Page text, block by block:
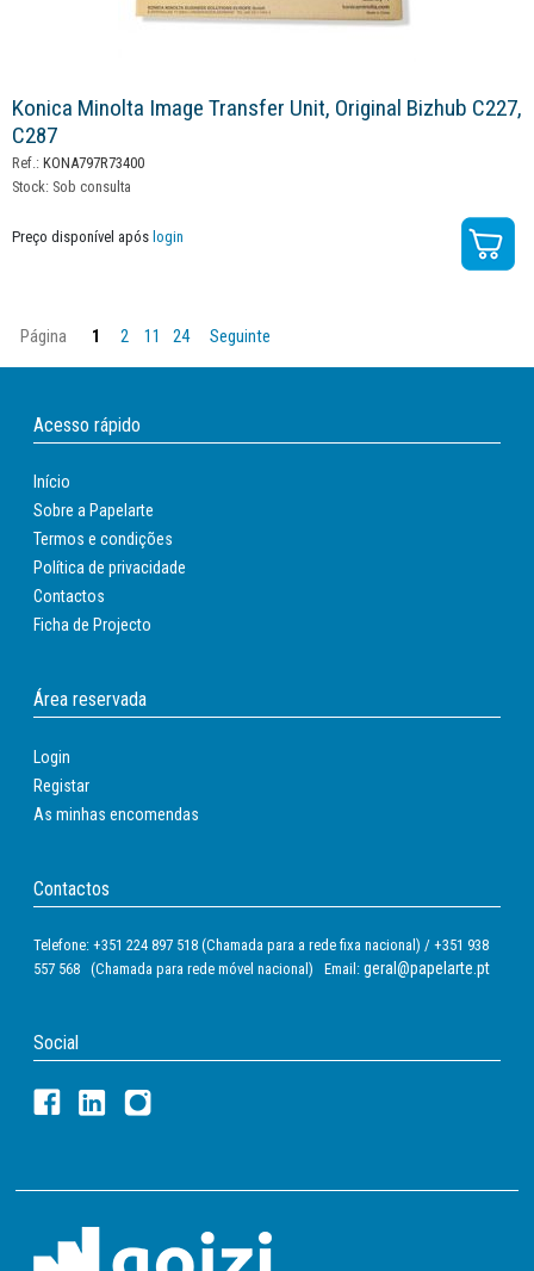
Konica Minolta Image Transfer Unit, Original Bizhub C227,
C287
Ref.: KONA797R73400
Stock: Sob consulta
Preço disponível após login
Página 1 2 11 24 Seguinte
Acesso rápido
Início
Sobre a Papelarte
Termos e condições
Política de privacidade
Contactos
Ficha de Projecto
Área reservada
Login
Registar
As minhas encomendas
Contactos
Telefone: +351 224 897 518 (Chamada para a rede fixa nacional) / +351 938
557 568 (Chamada para rede móvel nacional) Email: geral@papelarte.pt
Social